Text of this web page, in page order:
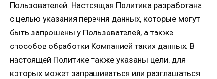
Пользователей. Настоящая Политика разработана
с целью указания перечня данных, которые могут
быть запрошены у Пользователей, а также
способов обработки Компанией таких данных. В
настоящей Политике также указаны цели, для
которых может запрашиваться или разглашаться